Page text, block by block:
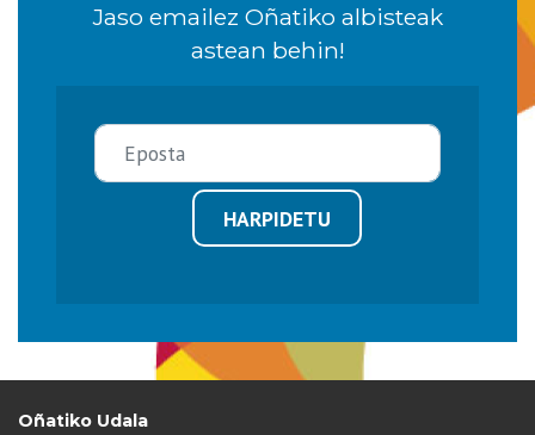
Jaso emailez Oñatiko albisteak
astean behin!
HARPIDETU
Oñatiko Udala